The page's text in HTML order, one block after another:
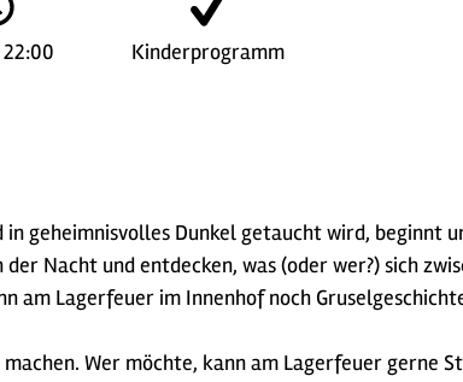
Kinderprogramm
geheimnisvolles Dunkel getaucht wird, beginnt
Nacht und entdecken, was (oder wer?) sich
am Lagerfeuer im Innenhof noch
Wer möchte, kann am Lagerfeuer gerne